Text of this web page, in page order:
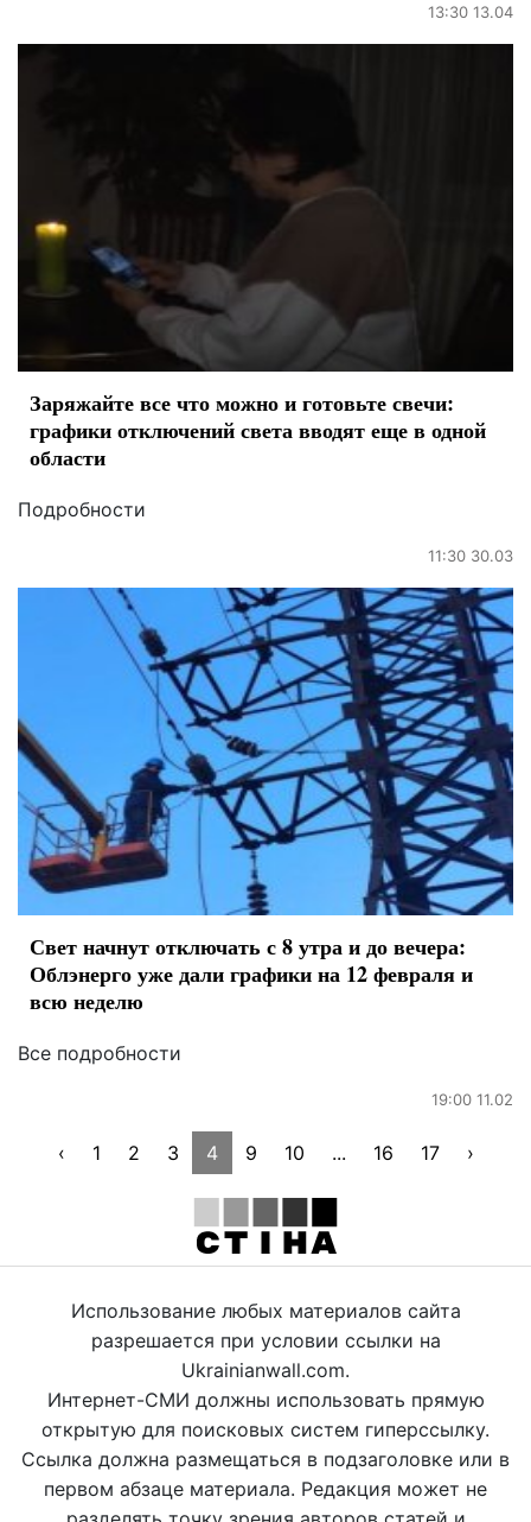
13:30 13.04
Заряжайте все что можно и готовьте свечи:
графики отключений света вводят еще в одной
области
Подробности
11:30 30.03
Свет начнут отключать с 8 утра и до вечера:
Облэнерго уже дали графики на 12 февраля и
всю неделю
Все подробности
19:00 11.02
‹ 1 2 3 4 9 10 ... 16 17 ›
Использование любых материалов сайта
разрешается при условии ссылки на
Ukrainianwall.com.
Интернет-СМИ должны использовать прямую
открытую для поисковых систем гиперссылку.
Ссылка должна размещаться в подзаголовке или в
первом абзаце материала. Редакция может не